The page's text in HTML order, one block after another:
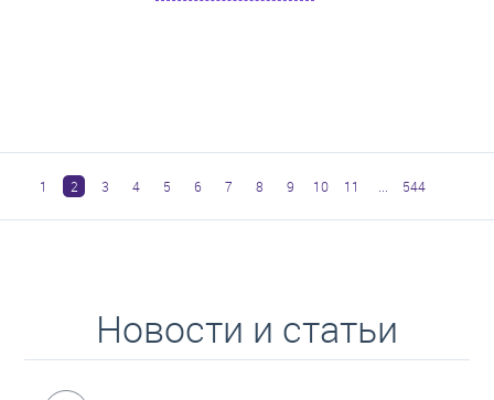
1 2 3 4 5 6 7 8 9 10 11 544
Новости и статьи